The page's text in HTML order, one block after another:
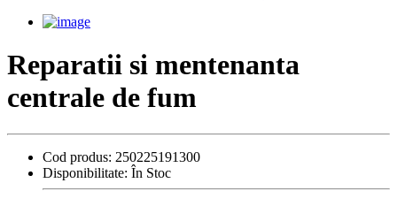
Reparatii si mentenanta
centrale de fum
Cod produs: 250225191300
Disponibilitate: În Stoc